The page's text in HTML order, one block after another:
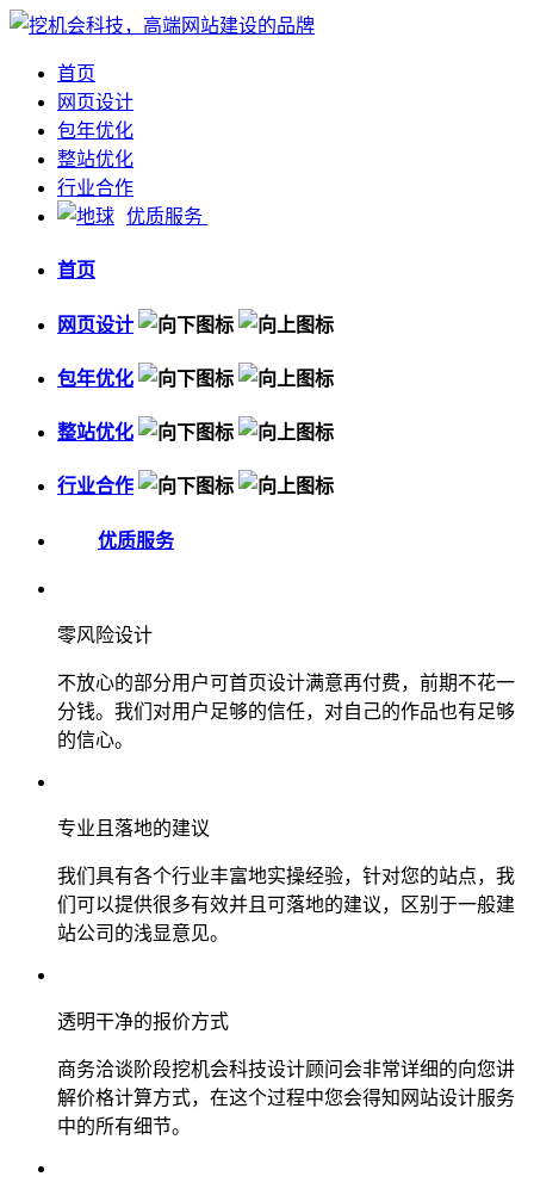
首页
网页设计
包年优化
整站优化
行业合作
优质服务
首页
网页设计
包年优化
整站优化
行业合作
优质服务
零风险设计
不放心的部分用户可首页设计满意再付费，前期不花一
分钱。我们对用户足够的信任，对自己的作品也有足够
的信心。
专业且落地的建议
我们具有各个行业丰富地实操经验，针对您的站点，我
们可以提供很多有效并且可落地的建议，区别于一般建
站公司的浅显意见。
透明干净的报价方式
商务洽谈阶段挖机会科技设计顾问会非常详细的向您讲
解价格计算方式，在这个过程中您会得知网站设计服务
中的所有细节。